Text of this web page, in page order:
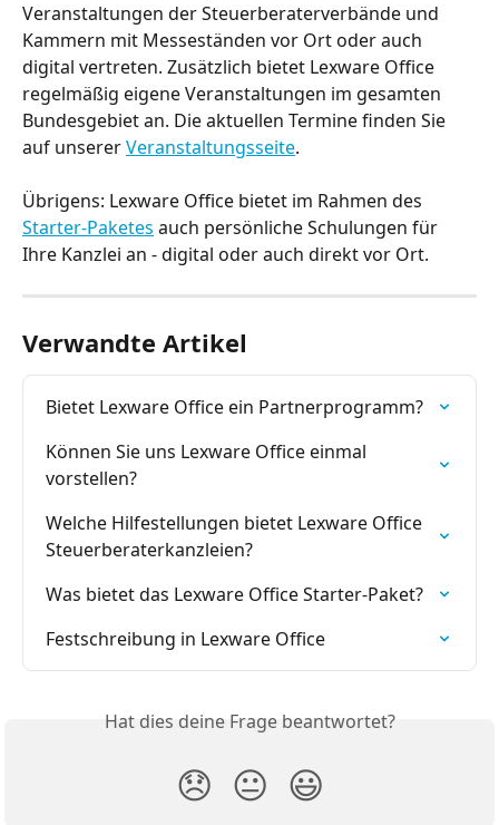
Veranstaltungen der Steuerberaterverbände und
Kammern mit Messeständen vor Ort oder auch
digital vertreten. Zusätzlich bietet Lexware Office
regelmäßig eigene Veranstaltungen im gesamten
Bundesgebiet an. Die aktuellen Termine finden Sie
auf unserer Veranstaltungsseite.
Übrigens: Lexware Office bietet im Rahmen des
Starter-Paketes auch persönliche Schulungen für
Ihre Kanzlei an - digital oder auch direkt vor Ort.
Verwandte Artikel
Bietet Lexware Office ein Partnerprogramm?
Können Sie uns Lexware Office einmal
vorstellen?
Welche Hilfestellungen bietet Lexware Office
Steuerberaterkanzleien?
Was bietet das Lexware Office Starter-Paket?
Festschreibung in Lexware Office
Hat dies deine Frage beantwortet?
😞 😐 😃